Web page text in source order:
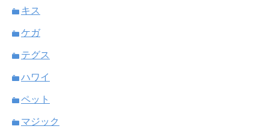
キス
ケガ
テグス
ハワイ
ペット
マジック